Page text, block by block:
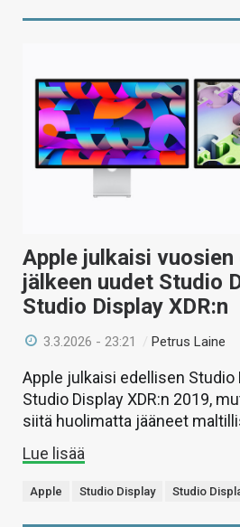
Apple julkaisi
jälkeen uudet Studio
Studio Display XDR:n
3.3.2026 - 23:21 /Petrus Laine
Apple julkaisi edellisen Studio
Studio Display XDR:n 2019,
siitä huolimatta jääneet
Lue lisää
Apple Studio Display Studio